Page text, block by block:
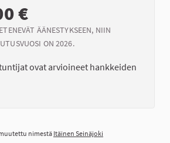
€
ÄÄNESTYKSEEN, NIIN
ON 2026.
ovat arvioineet hankkeiden
mukaan: Itäinen Seinäjoki
nimestä Itäinen Seinäjoki